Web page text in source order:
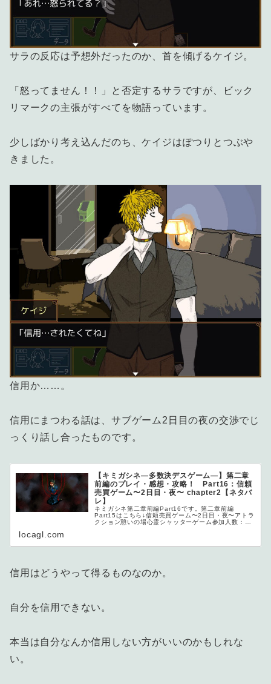
サラの反応は予想外だったのか、首を傾げるケイジ。
「怒ってません！！」と否定するサラですが、ビック
リマークの主張がすべてを物語っています。
少しばかり考え込んだのち、ケイジはぽつりとつぶや
きました。
信用か……。
信用にまつわる話は、サブゲーム2日目の夜の交渉でじ
っくり話し合ったものです。
【キミガシネ―多数決デスゲーム―】第二章
前編のプレイ・感想・攻略！ Part16：信頼
売買ゲーム〜2日目・夜〜 chapter2【ネタバ
レ】
キミガシネ第二章前編Part16です。第二章前編
Part15はこちら↓信頼売買ゲーム〜2日目・夜〜アトラ
クション憩いの場心霊シャッターゲーム参加人数：2
locagl.com
信用はどうやって得るものなのか。
自分を信用できない。
本当は自分なんか信用しない方がいいのかもしれな
い。